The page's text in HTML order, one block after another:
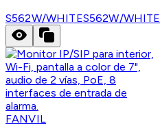
S562W/WHITES562W/WHITE
FANVIL